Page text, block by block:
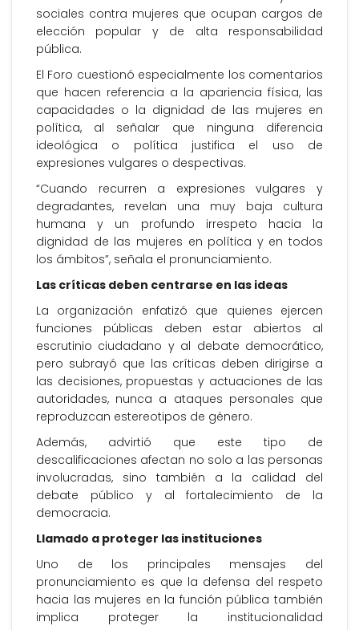
sociales contra mujeres que ocupan cargos de
elección popular y de alta responsabilidad
pública.
El Foro cuestionó especialmente los comentarios
que hacen referencia a la apariencia física, las
capacidades o la dignidad de las mujeres en
política, al señalar que ninguna diferencia
ideológica o política justifica el uso de
expresiones vulgares o despectivas.
“Cuando recurren a expresiones vulgares y
degradantes, revelan una muy baja cultura
humana y un profundo irrespeto hacia la
dignidad de las mujeres en política y en todos
los ámbitos”, señala el pronunciamiento.
Las críticas deben centrarse en las ideas
La organización enfatizó que quienes ejercen
funciones públicas deben estar abiertos al
escrutinio ciudadano y al debate democrático,
pero subrayó que las críticas deben dirigirse a
las decisiones, propuestas y actuaciones de las
autoridades, nunca a ataques personales que
reproduzcan estereotipos de género.
Además, advirtió que este tipo de
descalificaciones afectan no solo a las personas
involucradas, sino también a la calidad del
debate público y al fortalecimiento de la
democracia.
Llamado a proteger las instituciones
Uno de los principales mensajes del
pronunciamiento es que la defensa del respeto
hacia las mujeres en la función pública también
implica proteger la institucionalidad